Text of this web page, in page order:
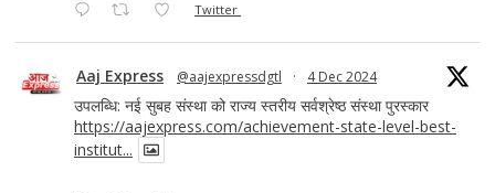
Twitter
Aaj Express @aajexpressdgtl · 4 Dec 2024
उपलब्धि: नई सुबह संस्था को राज्य स्तरीय सर्वश्रेष्ठ संस्था पुरस्कार
https://aajexpress.com/achievement-state-level-best-
institut...